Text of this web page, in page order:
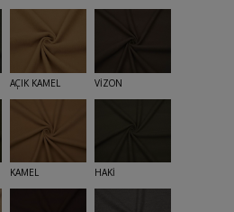
AÇIK KAMEL VİZON
KAMEL HAKİ